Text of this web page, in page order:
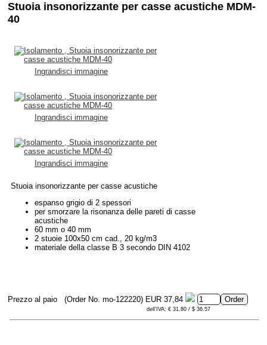
Stuoia insonorizzante per casse acustiche MDM-
40
Ingrandisci immagine
Ingrandisci immagine
Ingrandisci immagine
Stuoia insonorizzante per casse acustiche
espanso grigio di 2 spessori
per smorzare la risonanza delle pareti di casse
acustiche
60 mm o 40 mm
2 stuoie 100x50 cm cad., 20 kg/m3
materiale della classe B 3 secondo DIN 4102
Prezzo al paio (Order No. mo-122220) EUR 37,84
dell'IVA: € 31.80 / $ 36.57